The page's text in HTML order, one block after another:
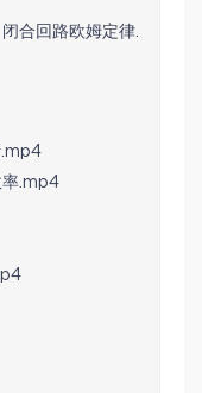
合回路欧姆定律.
.mp4
率.mp4